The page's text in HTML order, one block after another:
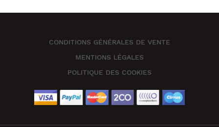
CONDITIONS GÉNÉRALES DE VENTE
MENTIONS LÉGALES
POLITIQUE DES COOKIES